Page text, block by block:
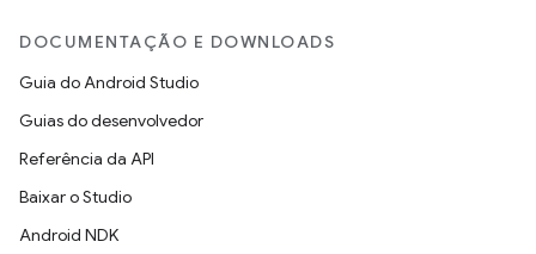
DOCUMENTAÇÃO E DOWNLOADS
Guia do Android Studio
Guias do desenvolvedor
Referência da API
Baixar o Studio
Android NDK